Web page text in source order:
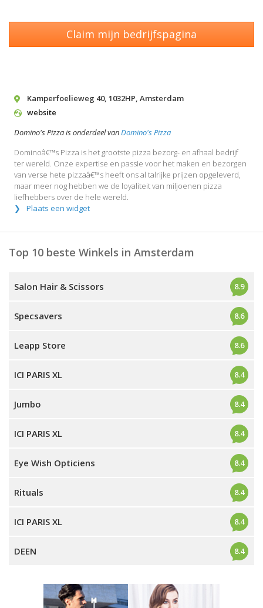
Claim mijn bedrijfspagina
Kamperfoelieweg 40, 1032HP, Amsterdam
website
Domino's Pizza is onderdeel vanDomino's Pizza
Dominoâ€™s Pizza is het grootste pizza bezorg- en afhaal bedrijf
ter wereld. Onze expertise en passie voor het maken en bezorgen
van verse hete pizzaâ€™s heeft ons al talrijke prijzen opgeleverd,
maar meer nog hebben we de loyaliteit van miljoenen pizza
liefhebbers over de hele wereld.
Plaats een widget
Top 10 beste Winkels in Amsterdam
Salon Hair & Scissors 8.9
Specsavers 8.6
Leapp Store 8.6
ICI PARIS XL 8.4
Jumbo 8.4
ICI PARIS XL 8.4
Eye Wish Opticiens 8.4
Rituals 8.4
ICI PARIS XL 8.4
DEEN 8.4